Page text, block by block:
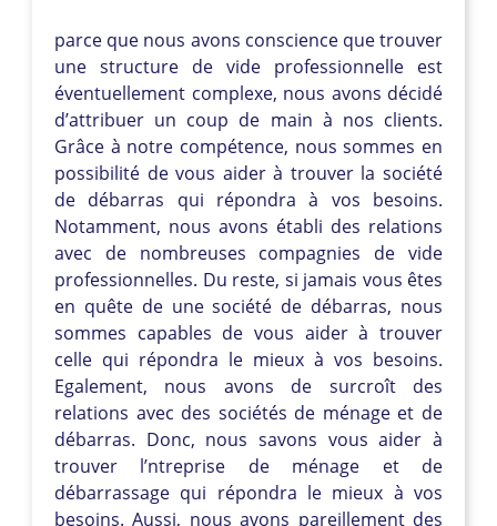
parce que nous avons conscience que trouver
une structure de vide professionnelle est
éventuellement complexe, nous avons décidé
d’attribuer un coup de main à nos clients.
Grâce à notre compétence, nous sommes en
possibilité de vous aider à trouver la société
de débarras qui répondra à vos besoins.
Notamment, nous avons établi des relations
avec de nombreuses compagnies de vide
professionnelles. Du reste, si jamais vous êtes
en quête de une société de débarras, nous
sommes capables de vous aider à trouver
celle qui répondra le mieux à vos besoins.
Egalement, nous avons de surcroît des
relations avec des sociétés de ménage et de
débarras. Donc, nous savons vous aider à
trouver l’ntreprise de ménage et de
débarrassage qui répondra le mieux à vos
besoins. Aussi, nous avons pareillement des